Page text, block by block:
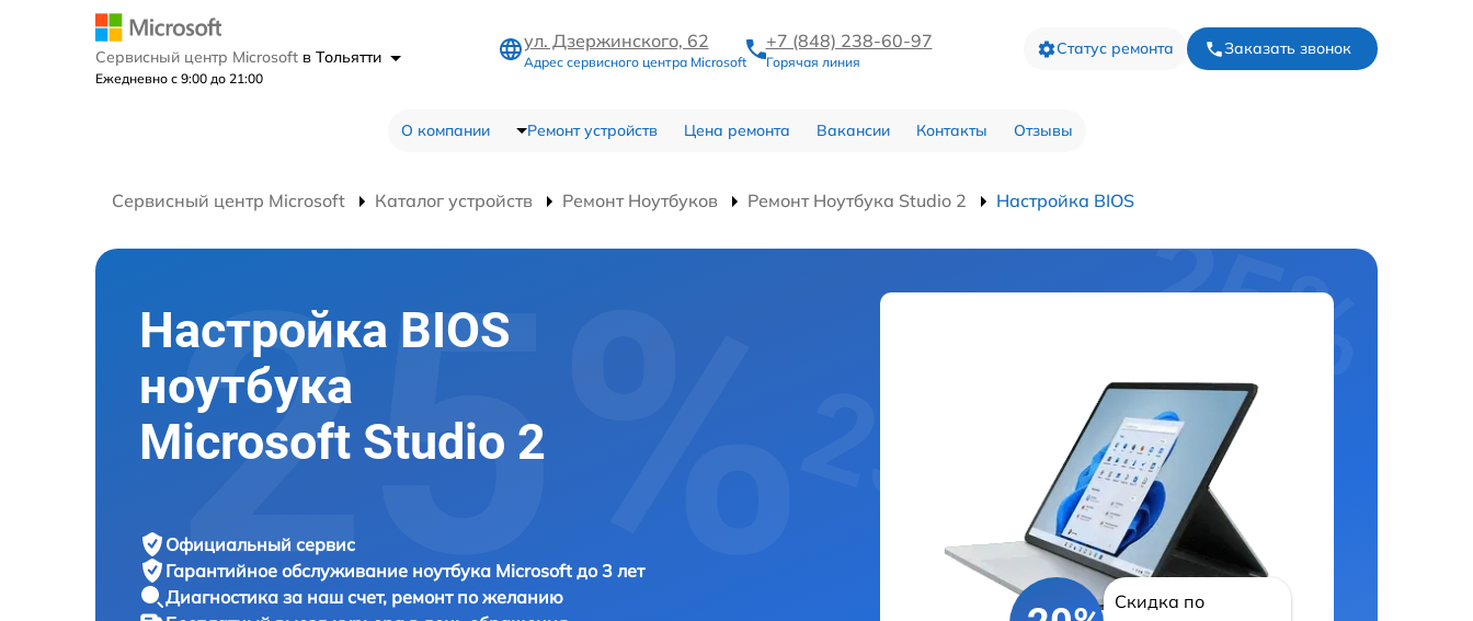
Сервисный центр Microsoft в Тольятти
Ежедневно с 9:00 до 21:00
ул. Дзержинского, 62
Адрес сервисного центра Microsoft
+7 (848) 238-60-97
Горячая линия
Статус ремонта Заказать звонок
О компании Ремонт устройств Цена ремонта Вакансии Контакты Отзывы
Сервисный центр Microsoft Каталог устройств Ремонт Ноутбуков Ремонт Ноутбука Studio 2 Настройка BIOS
Настройка BIOS
ноутбука
Microsoft Studio 2
Официальный сервис
Гарантийное обслуживание ноутбука Microsoft до 3 лет
Диагностика за наш счет, ремонт по желанию
Скидка по